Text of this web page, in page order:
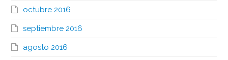
octubre 2016
septiembre 2016
agosto 2016